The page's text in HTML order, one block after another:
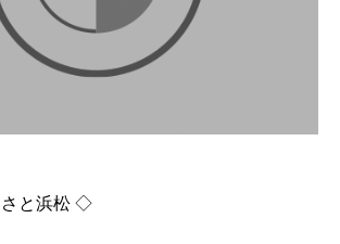
と浜松 ◇